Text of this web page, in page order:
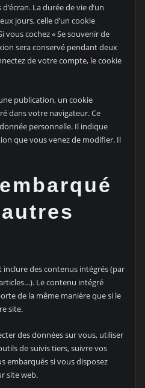
La durée de vie d’un
jours, celle d’un cookie
vous cochez « Se souvenir de
sera conservé pendant deux
de votre compte, le cookie
publication, un cookie
dans votre navigateur. Ce
personnelle. Il indique
que vous venez de modifier. Il
inclure des contenus intégrés (par
Le contenu intégré
de la même manière que si le
site.
des données sur vous, utiliser
de suivis tiers, suivre vos
embarqués si vous disposez
site web.